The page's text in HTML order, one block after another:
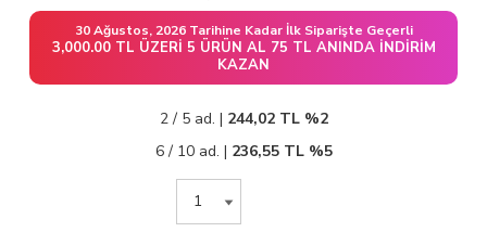
30 Ağustos, 2026 Tarihine Kadar İlk Siparişte Geçerli
3,000.00 TL ÜZERI 5 ÜRÜN AL 75 TL ANINDA İNDIRIM
KAZAN
2 / 5 ad. | 244,02TL %2
6 / 10 ad. | 236,55TL %5